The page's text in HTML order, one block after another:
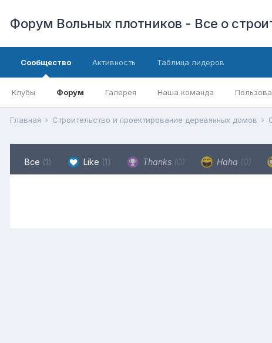
Форум Вольных плотников - Все о
Сообщество
Клубы Форум Галерея Наша команда
Активность Таблица лидеров
Главная Строительство и проектирование деревянных домов
Все (1) Like (1) Thanks (0) Haha (0)